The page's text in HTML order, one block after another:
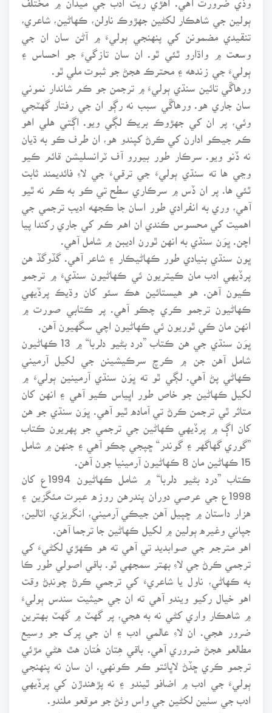
ٻولين جي شاهڪار لکڻين جهڙوڪ ناولن، ڪهاڻين، شاعري،
تنقيدي مضمونن کي پنهنجي ٻوليءَ ۾ آڻن سان ان جي
وسعت ۾ واڌارو ٿئي ٿو. ان سان تازگيءَ جو احساس ۽
ٻوليءَ جي زندهه ۽ محترڪ هجڻ جو ثبوت ملي ٿو.
ورهاڱي تائين سنڌي ٻوليءَ ۾ ترجمن جو ڪم شاندار نموني
سان جاري هو. ورهاڱي سبب نه رڳو ان جي رفتار گهٽجي
وئي، پر ان کي جهڙوڪ بريڪ لڳي ويو. اڳتي هلي اهو
ڪم جيڪو ادارن کي ڪرڻ کپندو هو، ان طرف ڪو به ڌيان
نه ڏنو ويو. سرڪار طور بيورو آف ٽرانسليشن قائم ڪيو
وڃي ها ته سنڌي ٻوليءَ جي ترقيءَ جي لاءِ فائديمند ثابت
ٿئي ها. پر ان ڏس ۾ سرڪاري سطح تي ڪو به ڪم نه ٿيو
آهي، وري به انفرادي طور اسان جا ڪجهه اديب ترجمي جي
اهميت کي محسوس ڪندي ان اهم ڪم کي جاري رکندا پيا
اچن. ڀوَن سنڌي به انهن ٿورن اديبن ۾ شامل آهي.
ڀون سنڌي بنيادي طور ڪهاڻيڪار ۽ شاعر آهي. گڏوگڏ هن
پرڏيهي ادب مان ڪيتريون ئي ڪهاڻيون سنڌيءَ ۾ ترجمو
ڪيون آهن. هو هيستائين هڪ سئو کان وڌيڪ پرڏيهي
ڪهاڻيون ترجمو ڪري چڪو آهي. پر ڪتابي صورت ۾
انهن مان ڪي ٿوريون ئي ڪهاڻيون اچي سگهيون آهن.
ڀوَن سنڌي جي هن ڪتاب ”درد بڻيو دلربا“ ۾ 13 ڪهاڻيون
شامل آهن جن ۾ ڪرچ سرڪيشينن جي لکيل آرميني
ڪهاڻي پڻ آهي. لڳي ٿو ته ڀوَن سنڌي آرمينين ٻوليءَ ۾
لکيل ڪهاڻين جو خاص طور اڀياس ڪيو آهي ۽ انهن کان
متاثر ٿي ترجمن ڪرڻ تي آماده ٿيو آهي. ڀوَن سنڌي جو هن
کان اڳ ۾ پرڏيهي ڪهاڻين جي ترجمي جو پهريون ڪتاب
”گوري گهاگهر ۽ گوندر“ ڇپجي چڪو آهي ۽ جنهن ۾ شامل
15 ڪهاڻين مان 8 ڪهاڻيون آرمينيا جون آهن.
ڪتاب ”درد بڻيو دلربا“ ۾ شامل ڪهاڻيون 1994ع کان
1998ع جي عرصي دوران پندرهن روزه عبرت مئگزين ۽
هزار داستان ۾ ڇپيل آهن جيڪي آرميني، انگريزي، اٽالين،
جپاني وغيره ٻولين ۾ لکيل ڪهاڻين جا ترجما آهن.
اهو مترجم جي صوابديد تي آهي ته هو ڪهڙي لکڻيءَ کي
ترجمي ڪرڻ جي لاءِ بهتر سمجهي ٿو. باقي اصولي طور ڪا
به ڪهاڻي، ناول يا شاعريءَ کي ترجمي ڪرڻ چونڊڻ وقت
اهو خيال رکيو ويندو آهي ته ان جي حيثيت سندس ٻوليءَ
۾ شاهڪار واري کڻي نه به هجي، پر گهٽ ۾ گهٽ بهترين
ضرور هجي. ان لاءِ عالمي ادب ۽ ان جي پرک جو وسيع
مطالعو هجڻ ضروري آهي. باقي هِتان هُتان هٿ هڻي مڙئي
ترجمو ڪري ڇڏڻ لاڀائتو ڪم ڪونهي. ان سان نه پنهنجي
ٻوليءَ جي ادب ۾ اضافو ٿيندو ۽ نه پڙهندڙن کي پرڏيهي
ادب جي سٺين لکڻين جي واس وٺڻ جو موقعو ملندو.